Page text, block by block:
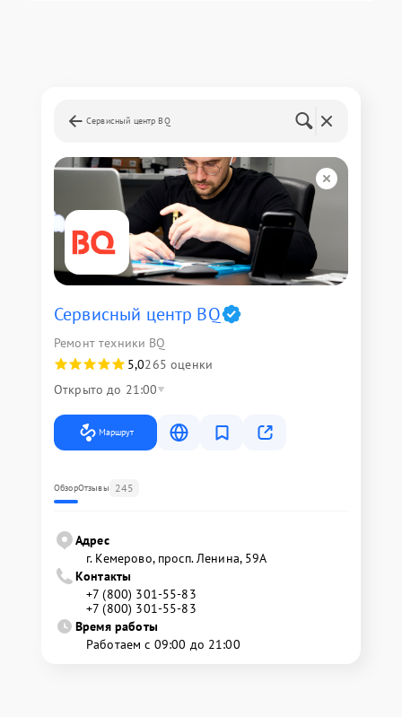
Сервисный центр BQ
Сервисный центр BQ
Ремонт техники BQ
5,0265 оценки
Открыто до 21:00
Маршрут
ОбзорОтзывы 245
Адрес
г. Кемерово, просп. Ленина, 59А
Контакты
+7 (800) 301-55-83
+7 (800) 301-55-83
Время работы
Работаем с 09:00 до 21:00